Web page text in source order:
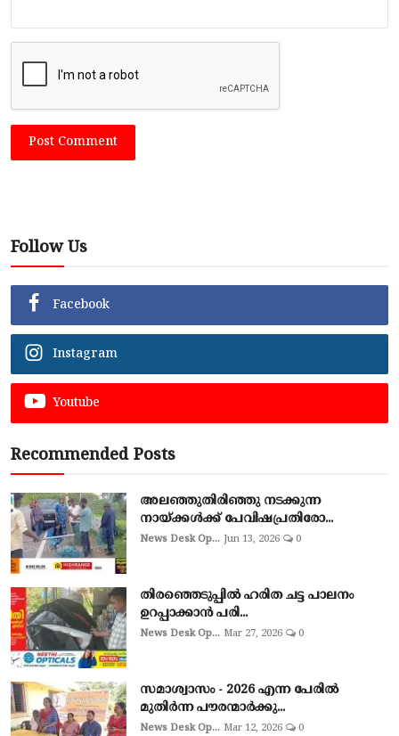
Post Comment
Follow Us
Facebook
Instagram
Youtube
Recommended Posts
അലഞ്ഞുതിരിഞ്ഞു നടക്കുന്ന
നായ്ക്കൾക്ക് പേവിഷപ്രതിരോ...
News Desk Op... Jun 13, 2026 0
തിരഞ്ഞെടുപ്പില്‍ ഹരിത ചട്ട പാലനം
ഉറപ്പാക്കാന്‍ പരി...
News Desk Op... Mar 27, 2026 0
സമാശ്വാസം - 2026 എന്ന പേരിൽ
മുതിർന്ന പൗരന്മാർക്കു...
News Desk Op... Mar 12, 2026 0